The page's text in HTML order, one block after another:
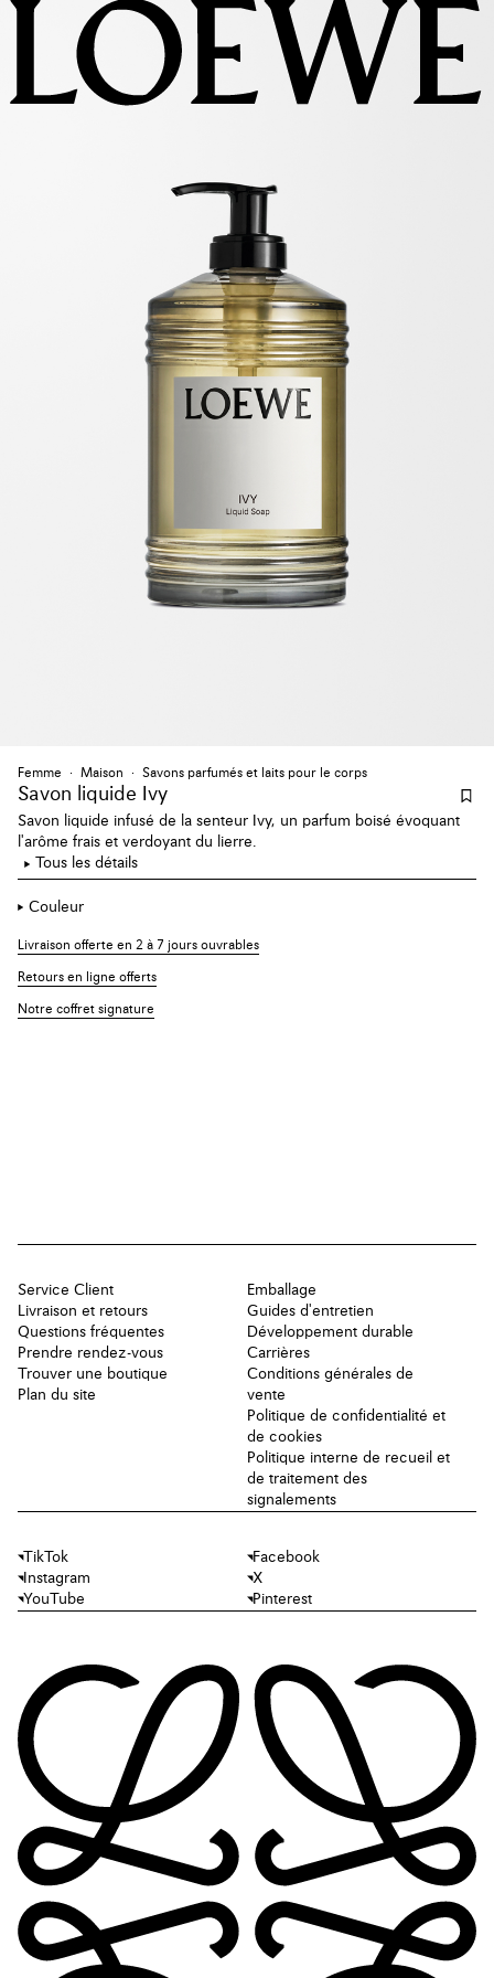
Femme Maison Savons parfumés et laits pour le corps
Savon liquide Ivy
Savon liquide infusé de la senteur Ivy, un parfum boisé évoquant
l'arôme frais et verdoyant du lierre.
Tous les détails
Couleur
Livraison offerte en 2 à 7 jours ouvrables
Retours en ligne offerts
Notre coffret signature
Service Client
Livraison et retours
Questions fréquentes
Prendre rendez-vous
Trouver une boutique
Plan du site
Emballage
Guides d'entretien
Développement durable
Carrières
Conditions générales de
vente
Politique de confidentialité et
de cookies
Politique interne de recueil et
de traitement des
signalements
TikTok
Facebook
Instagram
X
YouTube
Pinterest